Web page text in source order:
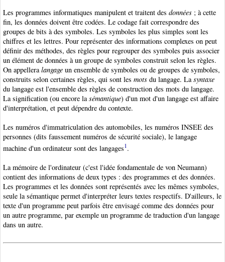
Les programmes informatiques manipulent et traitent des données ; à cette
fin, les données doivent être codées. Le codage fait correspondre des
groupes de bits à des symboles. Les symboles les plus simples sont les
chiffres et les lettres. Pour représenter des informations complexes on peut
définir des méthodes, des règles pour regrouper des symboles puis associer
un élément de données à un groupe de symboles construit selon les règles.
On appelleralangage un ensemble de symboles ou de groupes de symboles,
construits selon certaines règles, qui sont les mots du langage. Lasyntaxe
du langage est l'ensemble des règles de construction des mots du langage.
La signification (ou encore lasémantique) d'un mot d'un langage est affaire
d'interprétation, et peut dépendre du contexte.
Les numéros d'immatriculation des automobiles, les numéros INSEE des
personnes (dits faussement numéros de sécurité sociale), le langage
machine d'un ordinateur sont des langages1.
La mémoire de l'ordinateur (c'est l'idée fondamentale de von Neumann)
contient des informations de deux types : des programmes et des données.
Les programmes et les données sont représentés avec les mêmes symboles,
seule la sémantique permet d'interpréter leurs textes respectifs. D'ailleurs, le
texte d'un programme peut parfois être envisagé comme des données pour
un autre programme, par exemple un programme de traduction d'un langage
dans un autre.